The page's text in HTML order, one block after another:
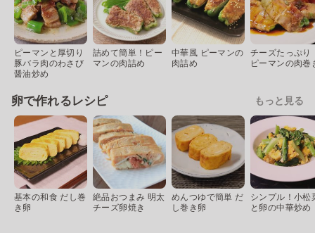
ピーマンと厚切り
豚バラ肉のわさび
醤油炒め
詰めて簡単！ピー
マンの肉詰め
中華風 ピーマンの
肉詰め
チーズたっぷり
ピーマンの肉巻
卵で作れるレシピ もっと見る
基本の和食 だし巻
き卵
絶品おつまみ 明太
チーズ卵焼き
めんつゆで簡単 だ
し巻き卵
シンプル！小松
と卵の中華炒め